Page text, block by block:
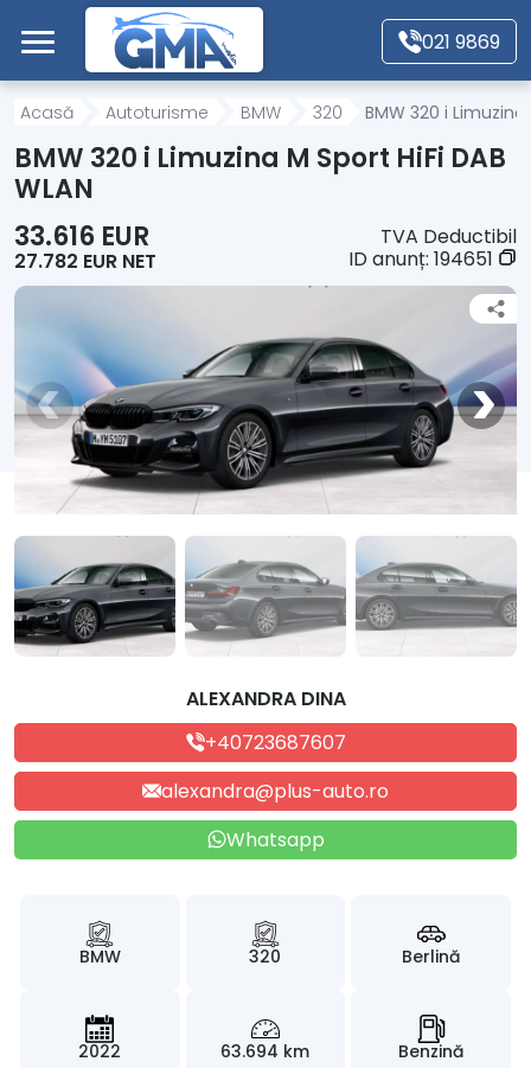
Mergi direct la conținutul principal
021 9869
Acasă
Autoturisme
Motociclete
Autoutilitare
Alte tipuri vehicule
Despre Noi
Acasă Autoturisme BMW 320 BMW 320 i Limuzina
BMW 320 i Limuzina M Sport HiFi DAB
WLAN
33.616 EUR
27.782 EUR NET
TVA Deductibil
ID anunț: 194651
ALEXANDRA DINA
+40723687607
alexandra@plus-auto.ro
Whatsapp
BMW 320 Berlină
2022 63.694 km Benzină